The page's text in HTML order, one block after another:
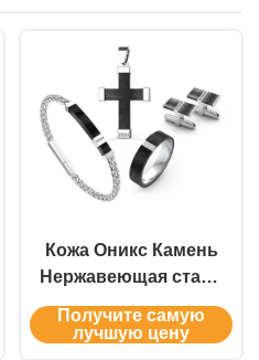
Кожа Оникс Камень
Нержавеющая сталь
Ювелирные
изделия Мужчины
Получите самую
лучшую цену